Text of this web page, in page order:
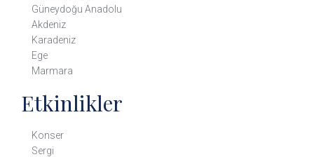
Güneydoğu Anadolu
Akdeniz
Karadeniz
Ege
Marmara
Etkinlikler
Konser
Sergi